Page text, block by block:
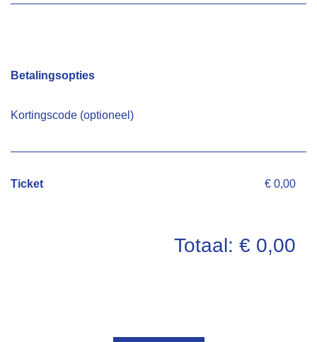
Betalingsopties
Kortingscode (optioneel)
Ticket € 0,00
Totaal: € 0,00